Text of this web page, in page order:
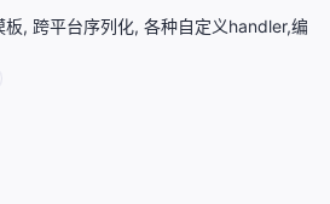
, 跨平台序列化, 各种自定义handler,编